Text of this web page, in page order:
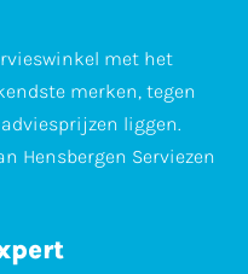
met het
merken, tegen
liggen.
Hensbergen Serviezen